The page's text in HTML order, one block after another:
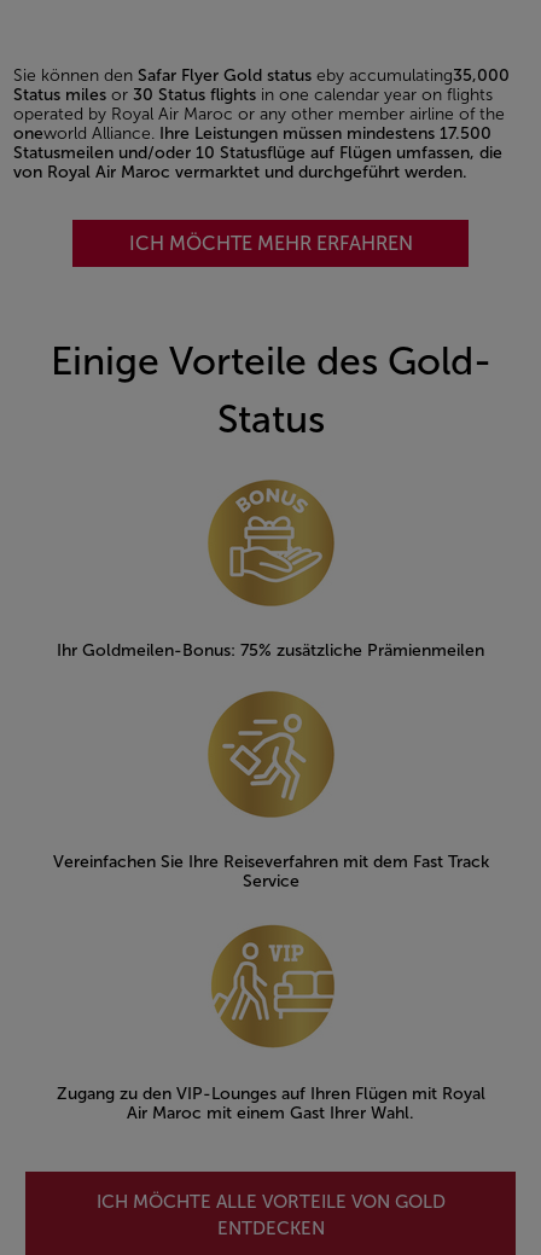
Sie können den Safar Flyer Gold statuseby accumulating35,000
Status milesor 30 Status flightsin one calendar year on flights
operated by Royal Air Maroc or any other member airline of the
oneworld Alliance. Ihre Leistungen müssen mindestens 17.500
Statusmeilen und/oder 10 Statusflüge auf Flügen umfassen, die
von Royal Air Maroc vermarktet und durchgeführt werden.
ICH MÖCHTE MEHR ERFAHREN
Einige Vorteile des Gold-
Status
Ihr Goldmeilen-Bonus: 75% zusätzliche Prämienmeilen
Vereinfachen Sie Ihre Reiseverfahren mit dem Fast Track
Service
Zugang zu den VIP-Lounges auf Ihren Flügen mit Royal
Air Maroc mit einem Gast Ihrer Wahl.
ICH MÖCHTE ALLE VORTEILE VON GOLD
ENTDECKEN